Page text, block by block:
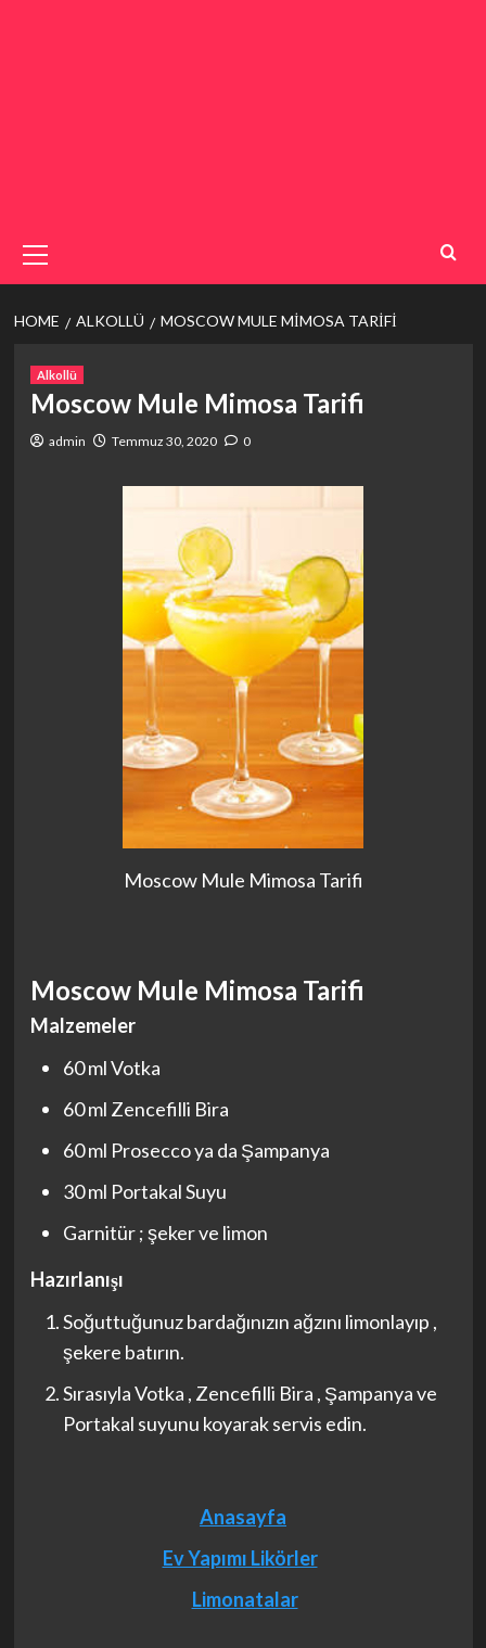
Menu
HOME ALKOLLÜ MOSCOW MULE MIMOSA TARIFI
Alkollü
Moscow Mule Mimosa Tarifi
admin Temmuz 30, 2020 0
Moscow Mule Mimosa Tarifi
Moscow Mule Mimosa Tarifi
Malzemeler
60 ml Votka
60 ml Zencefilli Bira
60 ml Prosecco ya da Şampanya
30 ml Portakal Suyu
Garnitür ; şeker ve limon
Hazırlanışı
Soğuttuğunuz bardağınızın ağzını limonlayıp ,
şekere batırın.
Sırasıyla Votka , Zencefilli Bira , Şampanya ve
Portakal suyunu koyarak servis edin.
Anasayfa
Ev Yapımı Likörler
Limonatalar